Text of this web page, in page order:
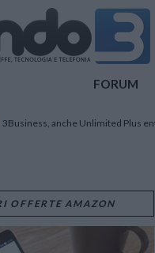
FORUM
3Business, anche Unlimited Plus
OFFERTE AMAZON